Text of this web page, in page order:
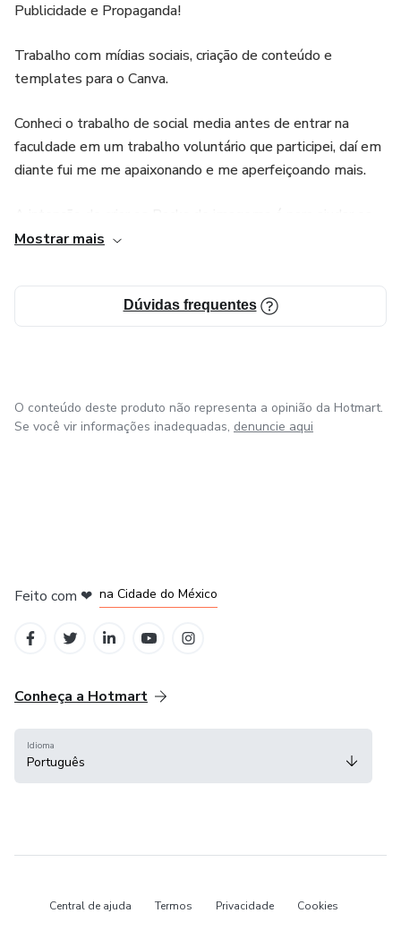
Publicidade e Propaganda!
Trabalho com mídias sociais, criação de conteúdo e
templates para o Canva.
Conheci o trabalho de social media antes de entrar na
faculdade em um trabalho voluntário que participei, daí em
diante fui me me apaixonando e me aperfeiçoando mais.
empreendedores que precisam de ajuda e praticidade no
Espero poder ajudar no seu trabalho com esses templates
prontos, boas vendas!
Mostrar mais
Dúvidas frequentes
O conteúdo deste produto não representa a opinião da Hotmart.
Se você vir informações inadequadas, denuncie aqui
Feito com ❤ na Cidade do México
Conheça a Hotmart
Idioma
Português
Central de ajuda Termos Privacidade Cookies